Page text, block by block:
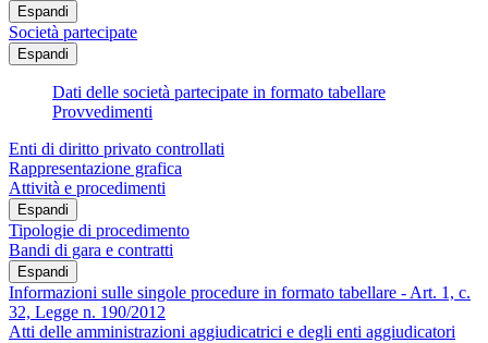
Espandi
Società partecipate
Espandi
Dati delle società partecipate in formato tabellare
Provvedimenti
Enti di diritto privato controllati
Rappresentazione grafica
Attività e procedimenti
Espandi
Tipologie di procedimento
Bandi di gara e contratti
Espandi
Informazioni sulle singole procedure in formato tabellare - Art. 1, c.
32, Legge n. 190/2012
Atti delle amministrazioni aggiudicatrici e degli enti aggiudicatori